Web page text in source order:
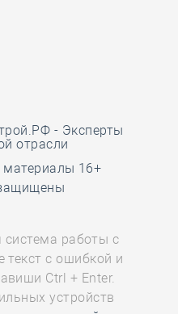
- Эксперты
отрасли
материалы 16+
система работы с
с ошибкой и
Ctrl + Enter.
устройств